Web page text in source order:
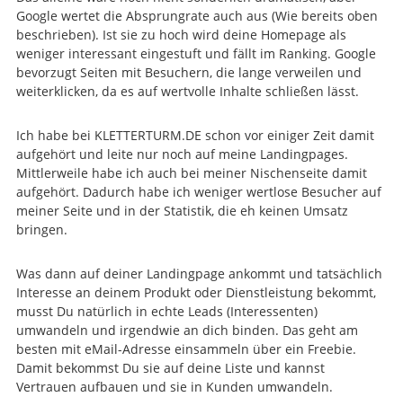
Google wertet die Absprungrate auch aus (Wie bereits oben
beschrieben). Ist sie zu hoch wird deine Homepage als
weniger interessant eingestuft und fällt im Ranking. Google
bevorzugt Seiten mit Besuchern, die lange verweilen und
weiterklicken, da es auf wertvolle Inhalte schließen lässt.
Ich habe bei KLETTERTURM.DE schon vor einiger Zeit damit
aufgehört und leite nur noch auf meine Landingpages.
Mittlerweile habe ich auch bei meiner Nischenseite damit
aufgehört. Dadurch habe ich weniger wertlose Besucher auf
meiner Seite und in der Statistik, die eh keinen Umsatz
bringen.
Was dann auf deiner Landingpage ankommt und tatsächlich
Interesse an deinem Produkt oder Dienstleistung bekommt,
musst Du natürlich in echte Leads (Interessenten)
umwandeln und irgendwie an dich binden. Das geht am
besten mit eMail-Adresse einsammeln über ein Freebie.
Damit bekommst Du sie auf deine Liste und kannst
Vertrauen aufbauen und sie in Kunden umwandeln.